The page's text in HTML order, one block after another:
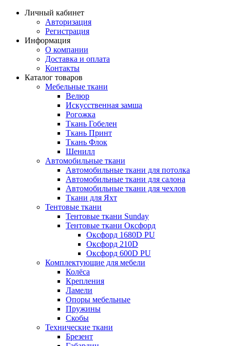
Личный кабинет
Авторизация
Регистрация
Информация
О компании
Доставка и оплата
Контакты
Каталог товаров
Мебельные ткани
Велюр
Искусственная замша
Рогожка
Ткань Гобелен
Ткань Принт
Ткань Флок
Шенилл
Автомобильные ткани
Автомобильные ткани для потолка
Автомобильные ткани для салона
Автомобильные ткани для чехлов
Ткани для Яхт
Тентовые ткани
Тентовые ткани Sunday
Тентовые ткани Оксфорд
Оксфорд 1680D PU
Оксфорд 210D
Оксфорд 600D PU
Комплектующие для мебели
Колёса
Крепления
Ламели
Опоры мебельные
Пружины
Скобы
Технические ткани
Брезент